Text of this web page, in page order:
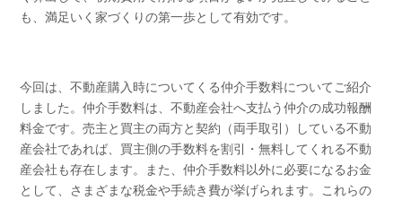
も、満足いく家づくりの第一歩として有効です。
今回は、不動産購入時についてくる仲介手数料についてご紹介
しました。仲介手数料は、不動産会社へ支払う仲介の成功報酬
料金です。売主と買主の両方と契約（両手取引）している不動
産会社であれば、買主側の手数料を割引・無料してくれる不動
産会社も存在します。また、仲介手数料以外に必要になるお金
として、さまざまな税金や手続き費が挙げられます。これらの